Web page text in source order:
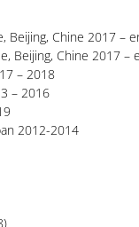
Beijing, Chine 2017 –
Beijing, Chine 2017 –
– 2018
– 2016
2012-2014